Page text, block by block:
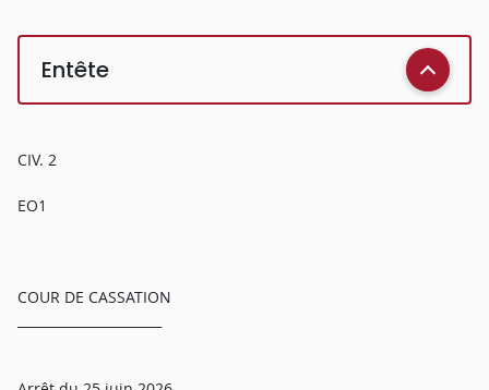
Entête
CIV. 2
EO1
COUR DE CASSATION